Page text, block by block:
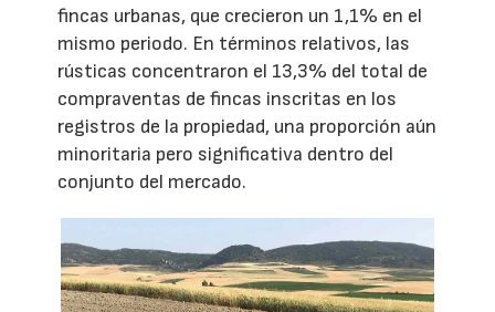
fincas urbanas, que crecieron un 1,1% en el
mismo periodo. En términos relativos, las
rústicas concentraron el 13,3% del total de
compraventas de fincas inscritas en los
registros de la propiedad, una proporción aún
minoritaria pero significativa dentro del
conjunto del mercado.